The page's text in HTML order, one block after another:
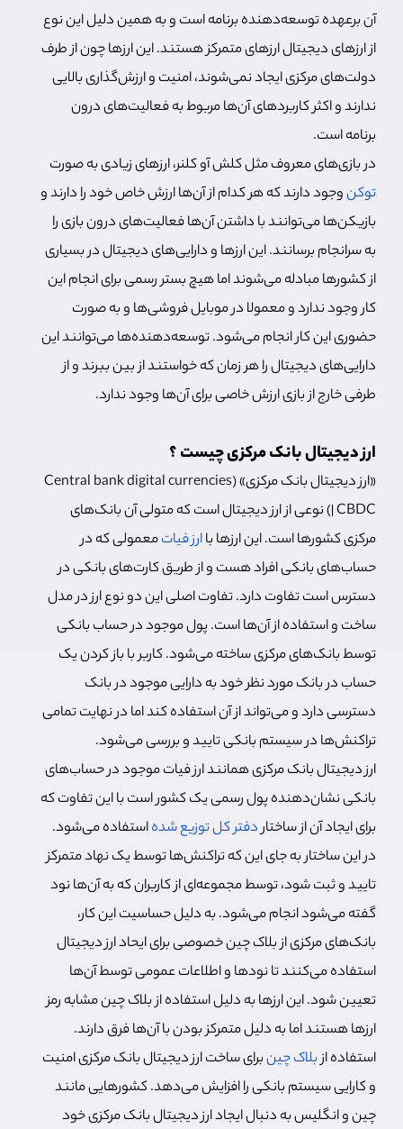
آن برعهده توسعه‌دهنده برنامه است و به همین دلیل این نوع
از ارزهای دیجیتال ارزهای متمرکز هستند. این ارزها چون از طرف
دولت‌های مرکزی ایجاد نمی‌شوند، امنیت و ارزش‌گذاری بالایی
ندارند و اکثر کاربردهای آن‌ها مربوط به فعالیت‌های درون
برنامه است.
در بازی‌های معروف مثل کلش آو کلنر، ارزهای زیادی به صورت
توکنوجود دارند که هر کدام از آن‌ها ارزش خاص خود را دارند و
بازیکن‌ها می‌توانند با داشتن آن‌ها فعالیت‌های درون بازی را
به سرانجام برسانند. این ارزها و دارایی‌های دیجیتال در بسیاری
از کشورها مبادله می‌شوند اما هیچ بستر رسمی برای انجام این
کار وجود ندارد و معمولا در موبایل فروشی‌ها و به صورت
حضوری این کار انجام می‌شود. توسعه‌دهنده‌ها می‌توانند این
دارایی‌های دیجیتال را هر زمان که خواستند از بین ببرند و از
طرفی خارج از بازی ارزش خاصی برای آن‌ها وجود ندارد.
ارز دیجیتال بانک مرکزی چیست ؟
«ارز دیجیتال بانک مرکزی» (Central bank digital currencies
| CBDC) نوعی از ارز دیجیتال است که متولی آن بانک‌های
مرکزی کشورها است. این ارزها باارز فیاتمعمولی که در
حساب‌های بانکی افراد هست و از طریق کارت‌های بانکی در
دسترس است تفاوت دارد. تفاوت اصلی این دو نوع ارز در مدل
ساخت و استفاده از آن‌ها است. پول موجود در حساب بانکی
توسط بانک‌های مرکزی ساخته می‌شود. کاربر با باز کردن یک
حساب در بانک مورد نظر خود به دارایی موجود در بانک
دسترسی دارد و می‌تواند از آن استفاده کند اما در نهایت تمامی
تراکنش‌ها در سیستم بانکی تایید و بررسی می‌شود.
ارز دیجیتال بانک مرکزی همانند ارز فیات موجود در حساب‌های
بانکی نشان‌دهنده پول رسمی یک کشور است با این تفاوت که
برای ایجاد آن از ساختاردفتر کل توزیع شدهاستفاده می‌شود.
در این ساختار به جای این که تراکنش‌ها توسط یک نهاد متمرکز
تایید و ثبت شود، توسط مجموعه‌ای از کاربران که به آن‌ها نود
گفته می‌شود انجام می‌شود. به دلیل حساسیت این کار،
بانک‌های مرکزی از بلاک چین خصوصی برای ایحاد ارز دیجیتال
استفاده می‌کنند تا نودها و اطلاعات عمومی توسط آن‌ها
تعیین شود. این ارزها به دلیل استفاده از بلاک چین مشابه رمز
ارزها هستند اما به دلیل متمرکز بودن با آن‌ها فرق دارند.
استفاده ازبلاک چینبرای ساخت ارز دیجیتال بانک مرکزی امنیت
و کارایی سیستم بانکی را افزایش می‌دهد. کشورهایی مانند
چین و انگلیس به دنبال ایجاد ارز دیجیتال بانک مرکزی خود